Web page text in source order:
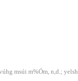
msúi m%Óm, n,d.; yelsh